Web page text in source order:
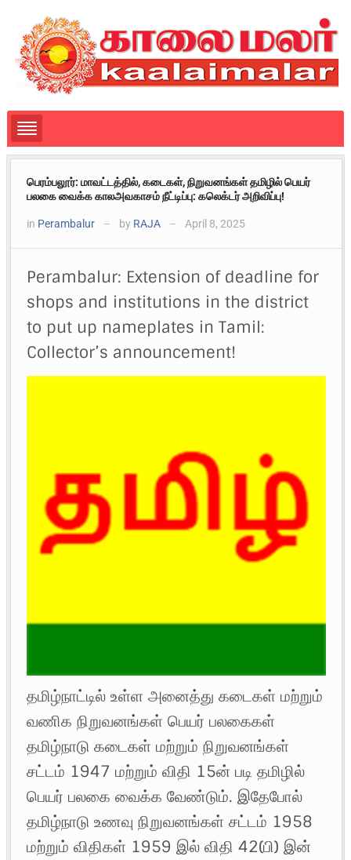
பெரம்பலூர்: மாவட்டத்தில், கடைகள், நிறுவனங்கள் தமிழில் பெயர்
பலகை வைக்க காலஅவகாசம் நீட்டிப்பு: கலெக்டர் அறிவிப்பு!
in Perambalur — by RAJA — April 8, 2025
Perambalur: Extension of deadline for
shops and institutions in the district
to put up nameplates in Tamil:
Collector’s announcement!
தமிழ்நாட்டில் உள்ள அனைத்து கடைகள் மற்றும்
வணிக நிறுவனங்கள் பெயர் பலகைகள்
தமிழ்நாடு கடைகள் மற்றும் நிறுவனங்கள்
சட்டம் 1947 மற்றும் விதி 15ன் படி தமிழில்
பெயர் பலகை வைக்க வேண்டும். இதேபோல்
தமிழ்நாடு உணவு நிறுவனங்கள் சட்டம் 1958
மற்றும் விதிகள் 1959 இல் விதி 42(பி) இன்